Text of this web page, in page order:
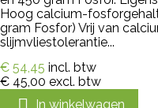
Hoog calcium-
gram Fosfor) Vrij van
slijmvliestolerantie...
€ 54,45 incl. btw
€ 45,00 excl. btw
In winkelwagen